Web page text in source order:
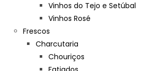
Vinhos do Tejo e Setúbal
Vinhos Rosé
Frescos
Charcutaria
Chouriços